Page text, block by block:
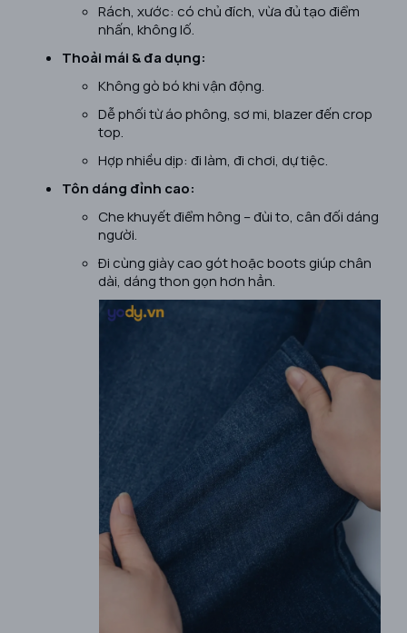
Rách, xước: có chủ đích, vừa đủ tạo điểm
nhấn, không lố.
Thoải mái & đa dụng:
Không gò bó khi vận động.
Dễ phối từ áo phông, sơ mi, blazer đến crop
top.
Hợp nhiều dịp: đi làm, đi chơi, dự tiệc.
Tôn dáng đỉnh cao:
Che khuyết điểm hông – đùi to, cân đối dáng
người.
Đi cùng giày cao gót hoặc boots giúp chân
dài, dáng thon gọn hơn hẳn.